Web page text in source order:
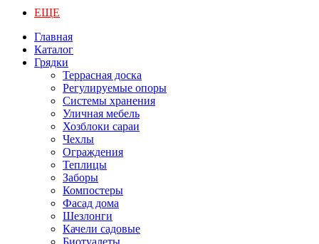
ЕЩЕ
Главная
Каталог
Грядки
Террасная доска
Регулируемые опоры
Системы хранения
Уличная мебель
Хозблоки сараи
Чехлы
Ограждения
Теплицы
Заборы
Компостеры
Фасад дома
Шезлонги
Качели садовые
Биотуалеты